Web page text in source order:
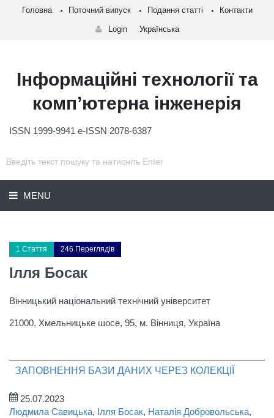
Головна Поточний випуск Подання статті Контакти
Login Українська
Інформаційні технології та
комп’ютерна інженерія
ISSN 1999-9941 e-ISSN 2078-6387
MENU
1 Стаття 246 Переглядів
Ілля Босак
Вінницький національний технічний університет
21000, Хмельницьке шосе, 95, м. Вінниця, Україна
ЗАПОВНЕННЯ БАЗИ ДАНИХ ЧЕРЕЗ КОЛЕКЦІЇ
25.07.2023
Людмила Савицька, Ілля Босак, Наталія Добровольська,